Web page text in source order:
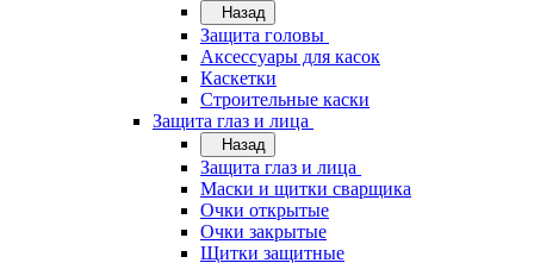
Назад
Защита головы
Аксессуары для касок
Каскетки
Строительные каски
Защита глаз и лица
Назад
Защита глаз и лица
Маски и щитки сварщика
Очки открытые
Очки закрытые
Щитки защитные